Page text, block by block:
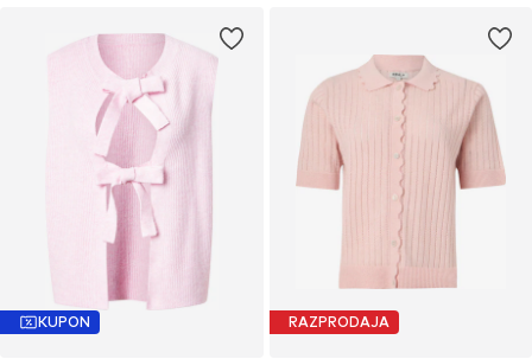
KUPON RAZPRODAJA